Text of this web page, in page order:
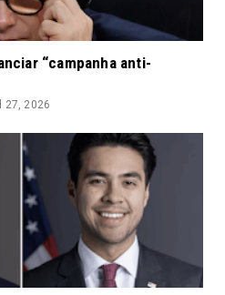
“campanha anti-
2026